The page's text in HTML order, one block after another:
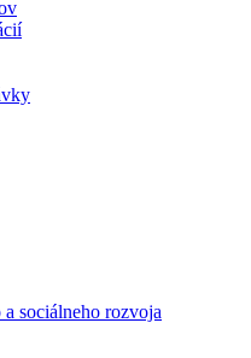
sociálneho rozvoja